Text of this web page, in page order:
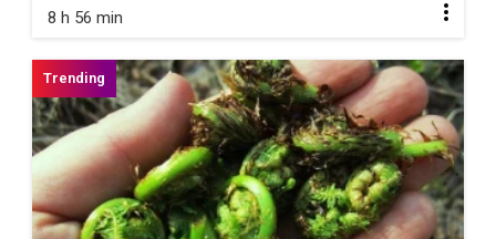
8 h 56 min